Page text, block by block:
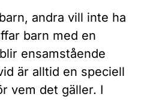
andra vill inte ha
barn med en
ensamstående
är alltid en speciell
vem det gäller. I